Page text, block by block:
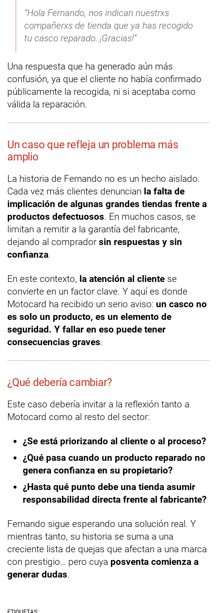
“Hola Fernando, nos indican nuestrxs
compañerxs de tienda que ya has recogido
tu casco reparado. ¡Gracias!”
Una respuesta que ha generado aún más
confusión, ya que el cliente no había confirmado
públicamente la recogida, ni si aceptaba como
válida la reparación.
Un caso que refleja un problema más
amplio
La historia de Fernando no es un hecho aislado.
Cada vez más clientes denuncian la falta de
implicación de algunas grandes tiendas frente a
productos defectuosos. En muchos casos, se
limitan a remitir a la garantía del fabricante,
dejando al comprador sin respuestas y sin
confianza.
En este contexto, la atención al cliente se
convierte en un factor clave. Y aquí es donde
Motocard ha recibido un serio aviso: un casco no
es solo un producto, es un elemento de
seguridad. Y fallar en eso puede tener
consecuencias graves.
¿Qué debería cambiar?
Este caso debería invitar a la reflexión tanto a
Motocard como al resto del sector:
¿Se está priorizando al cliente o al proceso?
¿Qué pasa cuando un producto reparado no
genera confianza en su propietario?
¿Hasta qué punto debe una tienda asumir
responsabilidad directa frente al fabricante?
Fernando sigue esperando una solución real. Y
mientras tanto, su historia se suma a una
creciente lista de quejas que afectan a una marca
con prestigio… pero cuya posventa comienza a
generar dudas.